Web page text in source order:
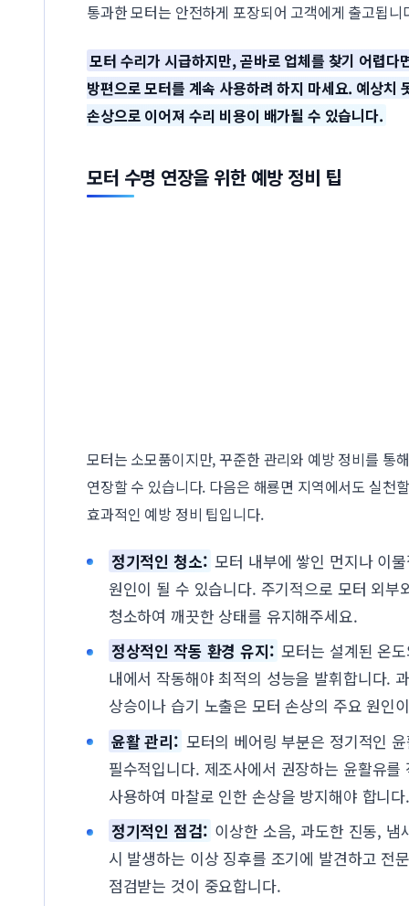
통과한 모터는 안전하게 포장되어 고객에게 출고됩니
모터 수리가 시급하지만, 곧바로 업체를 찾기 어렵다
방편으로 모터를 계속 사용하려 하지 마세요. 예상치
손상으로 이어져 수리 비용이 배가될 수 있습니다.
모터 수명 연장을 위한 예방 정비 팁
모터는 소모품이지만, 꾸준한 관리와 예방 정비를 통
연장할 수 있습니다. 다음은 해룡면 지역에서도 실천
효과적인 예방 정비 팁입니다.
정기적인 청소: 모터 내부에 쌓인 먼지나 이
원인이 될 수 있습니다. 주기적으로 모터 외부
청소하여 깨끗한 상태를 유지해주세요.
정상적인 작동 환경 유지: 모터는 설계된 온
내에서 작동해야 최적의 성능을 발휘합니다.
상승이나 습기 노출은 모터 손상의 주요 원인
윤활 관리: 모터의 베어링 부분은 정기적인
필수적입니다. 제조사에서 권장하는 윤활유를
사용하여 마찰로 인한 손상을 방지해야 합니다.
정기적인 점검: 이상한 소음, 과도한 진동, 냄
시 발생하는 이상 징후를 조기에 발견하고 전
점검받는 것이 중요합니다.